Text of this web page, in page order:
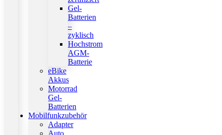
Gel-
Batterien
–
zyklisch
Hochstrom
AGM-
Batterie
eBike
Akkus
Motorrad
Gel-
Batterien
Mobilfunkzubehör
Adapter
Auto